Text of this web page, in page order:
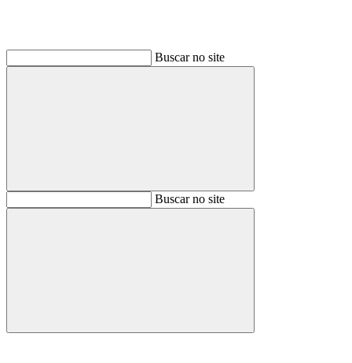
Buscar no site
BuscarBuscar no site
Buscar